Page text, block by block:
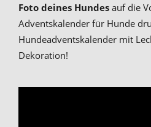
Foto deines Hundes auf die
Adventskalender für Hunde
Hundeadventskalender mit
Dekoration!